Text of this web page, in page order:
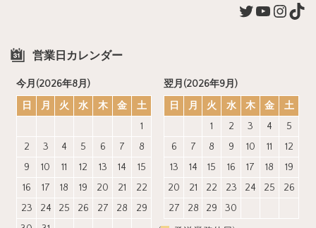
Twitter
YouTube
営業日カレンダー
今月(2026年8月)
日
月 火 水 木 金
土
1
2
3 4 5 6 7
8
9
10 11 12 13 14
15
16
17 18 19 20 21
22
23
24 25 26 27 28
29
翌月(2026年9月)
日
月 火 水 木 金
土
1
2 3 4
5
6
7 8 9 10 11
12
13
14 15 16 17 18
19
20
21 22 23 24 25
26
27
28 29 30